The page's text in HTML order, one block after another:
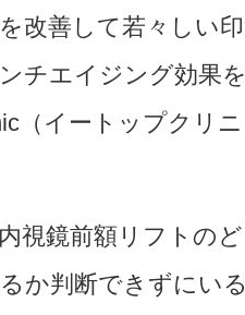
改善して若々しい
チエイジング効果
（イートップクリ
視鏡前額リフトの
か判断できずにい